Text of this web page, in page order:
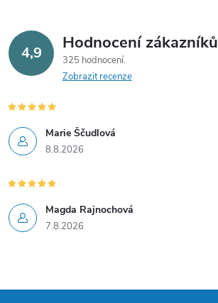
4,9 Hodnocení zákazníků
325 hodnocení
Zobrazit recenze
Marie Ščudlová
8.8.2026
Magda Rajnochová
7.8.2026